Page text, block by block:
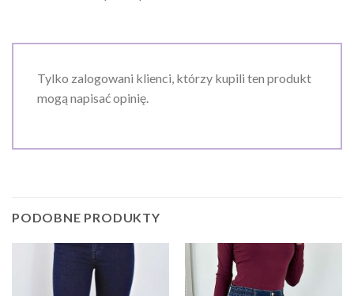
Tylko zalogowani klienci, którzy kupili ten produkt
mogą napisać opinię.
PODOBNE PRODUKTY